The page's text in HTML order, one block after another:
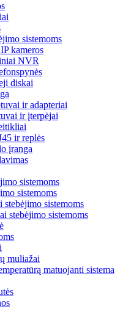
sistemoms
kameros
NVR
diskai
ir adapteriai
ir įterpėjai
ir replės
įranga
sistemoms
sistemoms
sistemoms
stebėjimo sistemoms
muliažai
matuojanti sistema